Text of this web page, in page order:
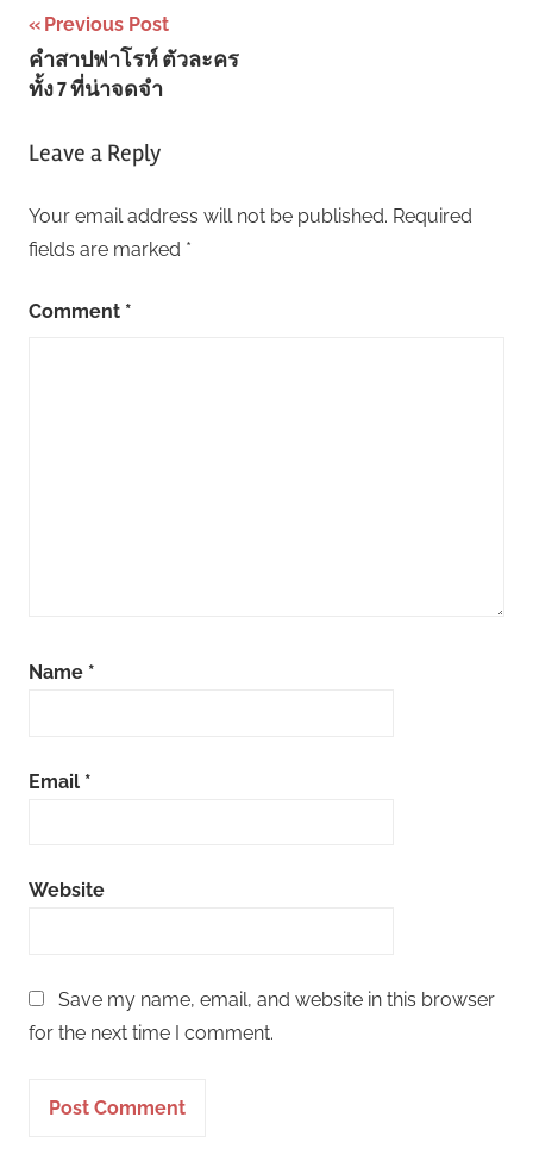
Post
navigation
Previous Post
คำสาปฟาโรห์ ตัวละคร
ทั้ง 7 ที่น่าจดจำ
Leave a Reply
Your email address will not be published. Required
fields are marked *
Comment *
Name *
Email *
Website
Save my name, email, and website in this browser
for the next time I comment.